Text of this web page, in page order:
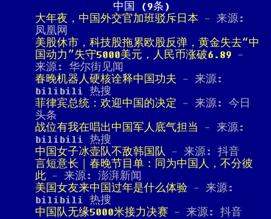
中国 (9条)
大年夜，中国外交官加班驳斥日本 - 来源:
凤凰网
美股休市，科技股拖累欧股反弹，黄金失去“中
国动力”失守5000美元，人民币涨破6.89 -
来源: 华尔街见闻
春晚机器人硬核诠释中国功夫 - 来源:
bilibili 热搜
菲律宾总统：欢迎中国的决定 - 来源: 今日
头条
战位有我在唱出中国军人底气担当 - 来源:
bilibili 热搜
中国女子冰壶队不敌韩国队 - 来源: 抖音
言短意长｜春晚节目单：同为中国人，不分彼
此 - 来源: 澎湃新闻
美国女友来中国过年是什么体验 - 来源:
bilibili 热搜
中国队无缘5000米接力决赛 - 来源: 抖音